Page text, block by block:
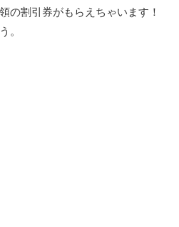
の割引券がもらえちゃいます！
。